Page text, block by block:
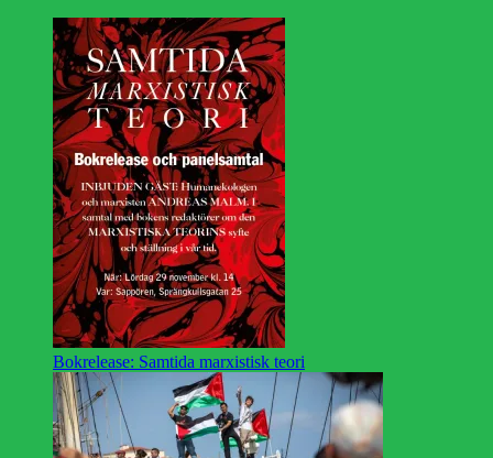
Bokrelease: Samtida marxistisk teori